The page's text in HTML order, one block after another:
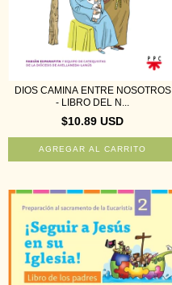
DIOS CAMINA ENTRE NOSOTROS
- LIBRO DEL N...
$10.89 USD